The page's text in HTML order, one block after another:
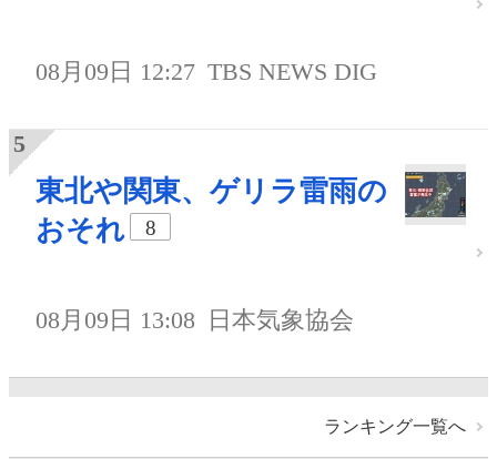
08月09日 12:27 TBS NEWS DIG
東北や関東、ゲリラ雷雨の
おそれ
8
08月09日 13:08 日本気象協会
ランキング一覧へ